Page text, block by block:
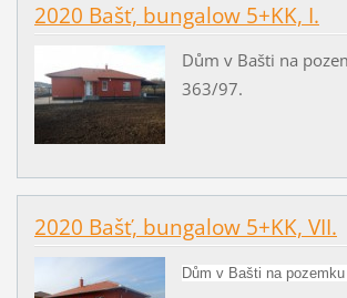
2020 Bašť, bungalow 5+KK, I.
Dům v Bašti na
363/97.
2020 Bašť, bungalow 5+KK, VII.
Dům v Bašti na